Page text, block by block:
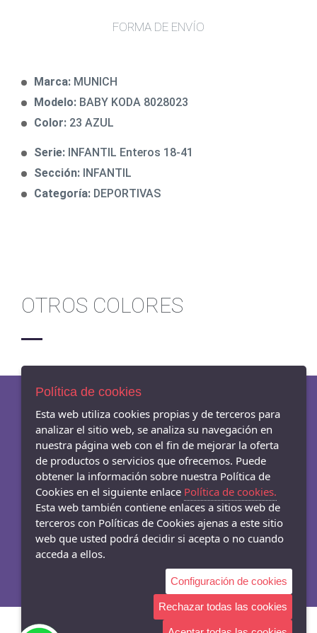
FORMA DE ENVÍO
Marca: MUNICH
Modelo: BABY KODA 8028023
Color: 23 AZUL
Serie: INFANTIL Enteros 18-41
Sección: INFANTIL
Categoría: DEPORTIVAS
OTROS COLORES
AVISO LEGAL
POLÍTICA DE COOKIES
ENVÍOS Y DEVOLUCIONES
- Carrer Mar 54-56, Badalona - 08911 (Barcelona)
933845003
Política de cookies
Esta web utiliza cookies propias y de terceros para
analizar el sitio web, se analiza su navegación en
nuestra página web con el fin de mejorar la oferta
de productos o servicios que ofrecemos. Puede
obtener la información sobre nuestra Política de
Cookies en el siguiente enlace Política de cookies.
Esta web también contiene enlaces a sitios web de
terceros con Políticas de Cookies ajenas a este sitio
web que usted podrá decidir si acepta o no cuando
acceda a ellos.
Configuración de cookies
Rechazar todas las cookies